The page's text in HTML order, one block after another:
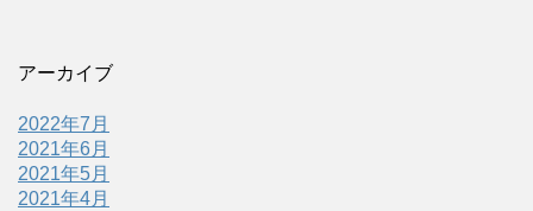
アーカイブ
2022年7月
2021年6月
2021年5月
2021年4月